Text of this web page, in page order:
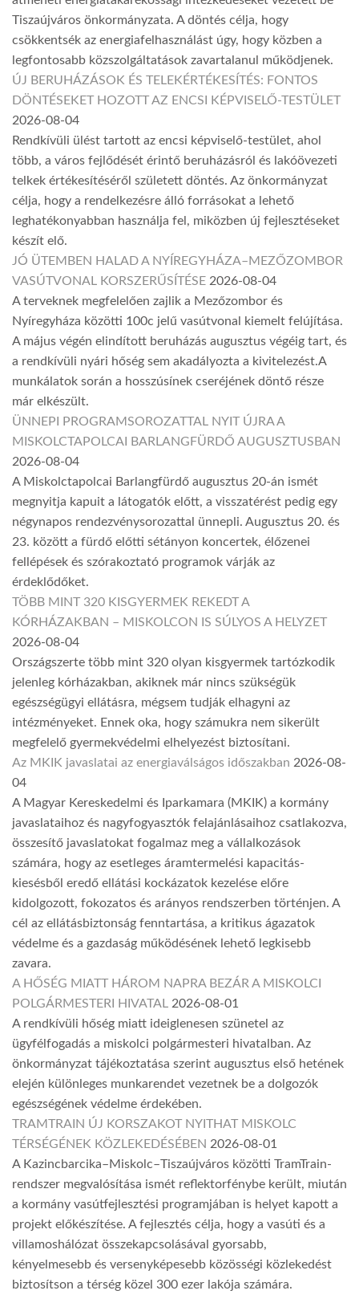
Tiszaújváros önkormányzata. A döntés célja, hogy
csökkentsék az energiafelhasználást úgy, hogy közben a
legfontosabb közszolgáltatások zavartalanul működjenek.
ÚJ BERUHÁZÁSOK ÉS TELEKÉRTÉKESÍTÉS: FONTOS
DÖNTÉSEKET HOZOTT AZ ENCSI KÉPVISELŐ-TESTÜLET
2026-08-04
Rendkívüli ülést tartott az encsi képviselő-testület, ahol
több, a város fejlődését érintő beruházásról és lakóövezeti
telkek értékesítéséről született döntés. Az önkormányzat
célja, hogy a rendelkezésre álló forrásokat a lehető
leghatékonyabban használja fel, miközben új fejlesztéseket
készít elő.
JÓ ÜTEMBEN HALAD A NYÍREGYHÁZA–MEZŐZOMBOR
VASÚTVONAL KORSZERŰSÍTÉSE 2026-08-04
A terveknek megfelelően zajlik a Mezőzombor és
Nyíregyháza közötti 100c jelű vasútvonal kiemelt felújítása.
A május végén elindított beruházás augusztus végéig tart, és
a rendkívüli nyári hőség sem akadályozta a kivitelezést.A
munkálatok során a hosszúsínek cseréjének döntő része
már elkészült.
ÜNNEPI PROGRAMSOROZATTAL NYIT ÚJRA A
MISKOLCTAPOLCAI BARLANGFÜRDŐ AUGUSZTUSBAN
2026-08-04
A Miskolctapolcai Barlangfürdő augusztus 20-án ismét
megnyitja kapuit a látogatók előtt, a visszatérést pedig egy
négynapos rendezvénysorozattal ünnepli. Augusztus 20. és
23. között a fürdő előtti sétányon koncertek, élőzenei
fellépések és szórakoztató programok várják az
érdeklődőket.
TÖBB MINT 320 KISGYERMEK REKEDT A
KÓRHÁZAKBAN – MISKOLCON IS SÚLYOS A HELYZET
2026-08-04
Országszerte több mint 320 olyan kisgyermek tartózkodik
jelenleg kórházakban, akiknek már nincs szükségük
egészségügyi ellátásra, mégsem tudják elhagyni az
intézményeket. Ennek oka, hogy számukra nem sikerült
megfelelő gyermekvédelmi elhelyezést biztosítani.
Az MKIK javaslatai az energiaválságos időszakban 2026-08-
04
A Magyar Kereskedelmi és Iparkamara (MKIK) a kormány
javaslataihoz és nagyfogyasztók felajánlásaihoz csatlakozva,
összesítő javaslatokat fogalmaz meg a vállalkozások
számára, hogy az esetleges áramtermelési kapacitás-
kiesésből eredő ellátási kockázatok kezelése előre
kidolgozott, fokozatos és arányos rendszerben történjen. A
cél az ellátásbiztonság fenntartása, a kritikus ágazatok
védelme és a gazdaság működésének lehető legkisebb
zavara.
A HŐSÉG MIATT HÁROM NAPRA BEZÁR A MISKOLCI
POLGÁRMESTERI HIVATAL 2026-08-01
A rendkívüli hőség miatt ideiglenesen szünetel az
ügyfélfogadás a miskolci polgármesteri hivatalban. Az
önkormányzat tájékoztatása szerint augusztus első hetének
elején különleges munkarendet vezetnek be a dolgozók
egészségének védelme érdekében.
TRAMTRAIN ÚJ KORSZAKOT NYITHAT MISKOLC
TÉRSÉGÉNEK KÖZLEKEDÉSÉBEN 2026-08-01
A Kazincbarcika–Miskolc–Tiszaújváros közötti TramTrain-
rendszer megvalósítása ismét reflektorfénybe került, miután
a kormány vasútfejlesztési programjában is helyet kapott a
projekt előkészítése. A fejlesztés célja, hogy a vasúti és a
villamoshálózat összekapcsolásával gyorsabb,
kényelmesebb és versenyképesebb közösségi közlekedést
biztosítson a térség közel 300 ezer lakója számára.